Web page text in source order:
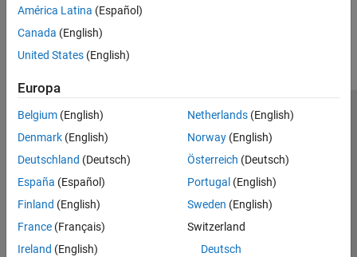
América Latina (Español)
Canada (English)
United States (English)
Europa
Belgium (English)
Denmark (English)
Deutschland (Deutsch)
España (Español)
Finland (English)
France (Français)
Ireland (English)
Netherlands(English)
Norway(English)
Österreich (Deutsch)
Portugal (English)
Sweden (English)
Switzerland
Deutsch
Centro de confianza
Marcas comerciales
Política de privacidad
Antipiratería
Estado de las aplicaciones
Información de contacto
© 1994-2026 The MathWorks, Inc.